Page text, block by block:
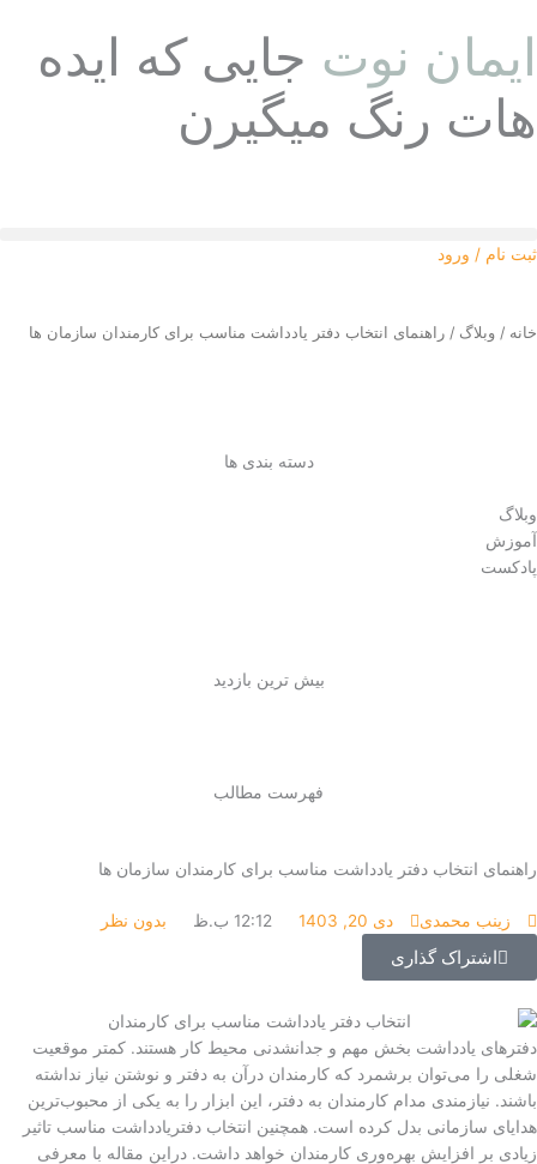
به
محتوا
ایمان نوت جایی که ایده
هات رنگ میگیرن
ثبت نام / ورود
خانه / وبلاگ / راهنمای انتخاب دفتر یادداشت مناسب برای کارمندان سازمان‌ ها
دسته بندی ها
وبلاگ
آموزش
پادکست
بیش ترین بازدید
فهرست مطالب
راهنمای انتخاب دفتر یادداشت مناسب برای کارمندان سازمان‌ ها
زینب محمدی دی 20, 1403 12:12 ب.ظ بدون نظر
اشتراک گذاری
دفترهای یادداشت بخش مهم و جدانشدنی محیط کار هستند. کمتر موقعیت
شغلی را می‌توان برشمرد که کارمندان درآن به دفتر و نوشتن نیاز نداشته
باشند. نیازمندی مدام کارمندان به دفتر، این ابزار را به یکی از محبوب‌ترین
هدایای سازمانی بدل کرده است. همچنین انتخاب دفتریادداشت مناسب تاثیر
زیادی بر افزایش بهره‌وری کارمندان خواهد داشت. دراین مقاله با معرفی